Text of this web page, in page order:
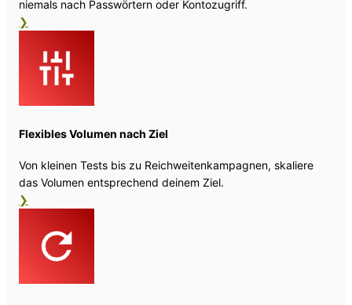
niemals nach Passwörtern oder Kontozugriff.
❯
Flexibles Volumen nach Ziel
Von kleinen Tests bis zu Reichweitenkampagnen, skaliere
das Volumen entsprechend deinem Ziel.
❯